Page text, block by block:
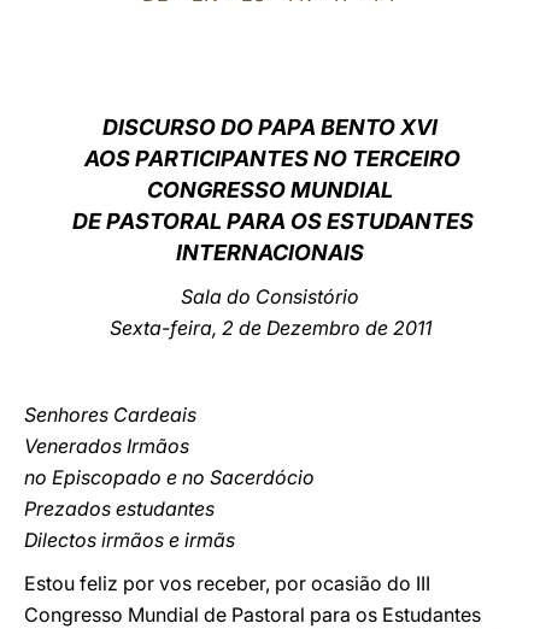
中文
LATINE
DISCURSO DO PAPA BENTO XVI
AOS PARTICIPANTES NO TERCEIRO
CONGRESSO MUNDIAL
DE PASTORAL PARA OS ESTUDANTES
INTERNACIONAIS
Sala do Consistório
Sexta-feira, 2 de Dezembro de 2011
Senhores Cardeais
Venerados Irmãos
no Episcopado e no Sacerdócio
Prezados estudantes
Dilectos irmãos e irmãs
Estou feliz por vos receber, por ocasião do III
Congresso Mundial de Pastoral para os Estudantes